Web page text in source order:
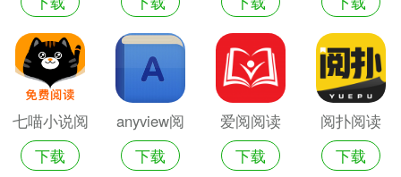
版
七喵小说阅
读器免费阅
下载
anyview阅
读器阅读免
下载
爱阅阅读
下载
阅扑阅读
下载